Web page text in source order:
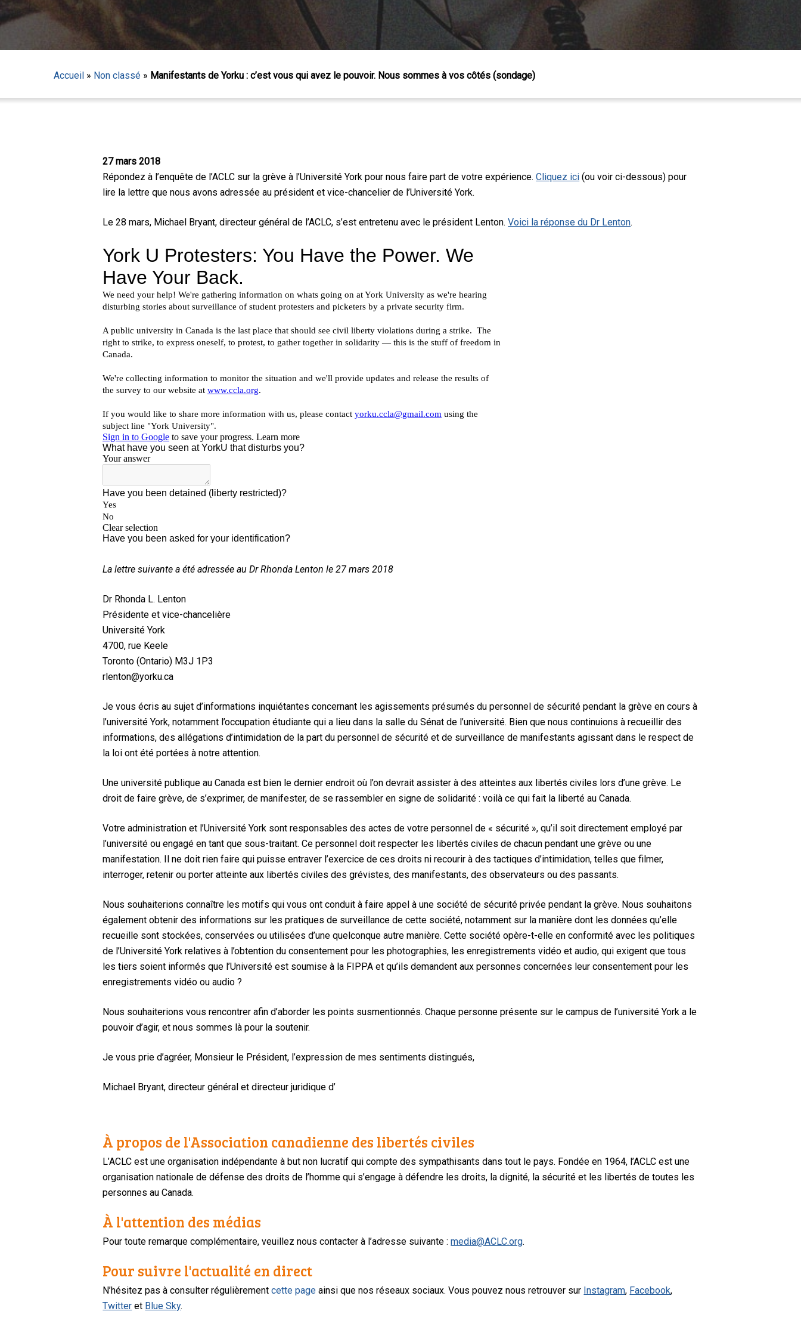
Accueil » Non classé » Manifestants de Yorku : c’est vous qui avez le pouvoir. Nous sommes à vos côtés (sondage)
27 mars 2018
Répondez à l’enquête de l’ACLC sur la grève à l’Université York pour nous faire part de votre expérience.Cliquez ici (ou voir ci-dessous) pour
lire la lettre que nous avons adressée au président et vice-chancelier de l’Université York.
Le 28 mars, Michael Bryant, directeur général de l’ACLC, s’est entretenu avec le président Lenton.Voici la réponse du Dr Lenton.
La lettre suivante a été adressée au Dr Rhonda Lenton le 27 mars 2018
Dr Rhonda L. Lenton
Présidente et vice-chancelière
Université York
4700, rue Keele
Toronto (Ontario) M3J 1P3
rlenton@yorku.ca
Je vous écris au sujet d’informations inquiétantes concernant les agissements présumés du personnel de sécurité pendant la grève en cours à
l’université York, notamment l’occupation étudiante qui a lieu dans la salle du Sénat de l’université. Bien que nous continuions à recueillir des
informations, des allégations d’intimidation de la part du personnel de sécurité et de surveillance de manifestants agissant dans le respect de
la loi ont été portées à notre attention.
Une université publique au Canada est bien le dernier endroit où l’on devrait assister à des atteintes aux libertés civiles lors d’une grève. Le
droit de faire grève, de s’exprimer, de manifester, de se rassembler en signe de solidarité : voilà ce qui fait la liberté au Canada.
Votre administration et l’Université York sont responsables des actes de votre personnel de « sécurité », qu’il soit directement employé par
l’université ou engagé en tant que sous-traitant. Ce personnel doit respecter les libertés civiles de chacun pendant une grève ou une
manifestation. Il ne doit rien faire qui puisse entraver l’exercice de ces droits ni recourir à des tactiques d’intimidation, telles que filmer,
interroger, retenir ou porter atteinte aux libertés civiles des grévistes, des manifestants, des observateurs ou des passants.
Nous souhaiterions connaître les motifs qui vous ont conduit à faire appel à une société de sécurité privée pendant la grève. Nous souhaitons
également obtenir des informations sur les pratiques de surveillance de cette société, notamment sur la manière dont les données qu’elle
recueille sont stockées, conservées ou utilisées d’une quelconque autre manière. Cette société opère-t-elle en conformité avec les politiques
de l’Université York relatives à l’obtention du consentement pour les photographies, les enregistrements vidéo et audio, qui exigent que tous
les tiers soient informés que l’Université est soumise à la FIPPA et qu’ils demandent aux personnes concernées leur consentement pour les
enregistrements vidéo ou audio ?
Nous souhaiterions vous rencontrer afin d’aborder les points susmentionnés. Chaque personne présente sur le campus de l’université York a le
pouvoir d’agir, et nous sommes là pour la soutenir.
Je vous prie d’agréer, Monsieur le Président, l’expression de mes sentiments distingués,
Michael Bryant, directeur général et directeur juridique d’
À propos de l'Association canadienne des libertés civiles
L’ACLC est une organisation indépendante à but non lucratif qui compte des sympathisants dans tout le pays. Fondée en 1964, l’ACLC est une
organisation nationale de défense des droits de l’homme qui s’engage à défendre les droits, la dignité, la sécurité et les libertés de toutes les
personnes au Canada.
À l'attention des médias
Pour toute remarque complémentaire, veuillez nous contacter à l’adresse suivante :media@ACLC.org.
Pour suivre l'actualité en direct
N’hésitez pas à consulter régulièrementcette page ainsi que nos réseaux sociaux. Vous pouvez nous retrouver sur Instagram, Facebook,
Twitter et Blue Sky.